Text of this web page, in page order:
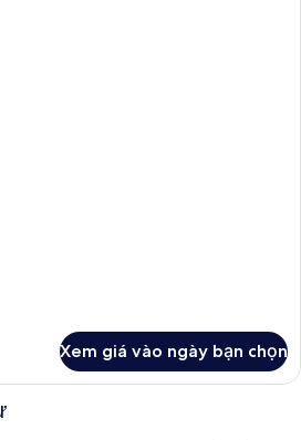
Xem giá vào ngày bạn chọn